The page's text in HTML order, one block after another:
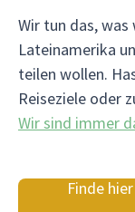
Wir tun das,
Lateinamerika
teilen wollen.
Reiseziele oder
Wir sind immer
Finde